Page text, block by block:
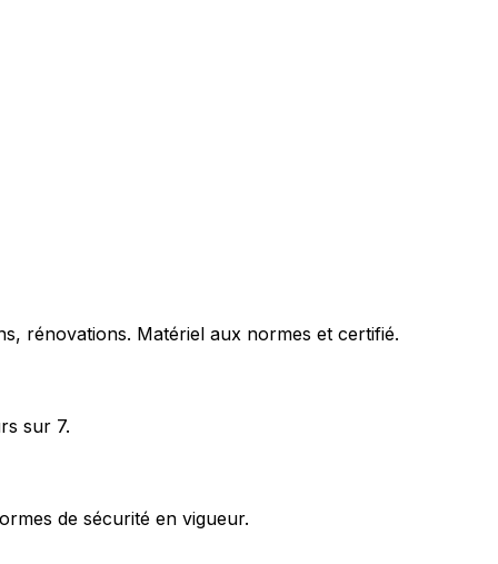
rénovations. Matériel aux normes et certifié.
sur 7.
de sécurité en vigueur.